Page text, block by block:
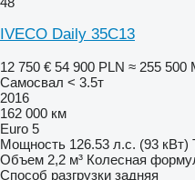
IVECO Daily 35C13
12 750 € 54 900 PLN ≈ 255 500
Самосвал < 3.5т
2016
162 000 км
Euro 5
Мощность 126.53 л.с. (93 кВт)
Объем 2,2 м³ Колесная
Способ разгрузки задняя